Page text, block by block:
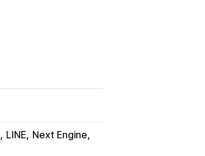
LINE Next Engine